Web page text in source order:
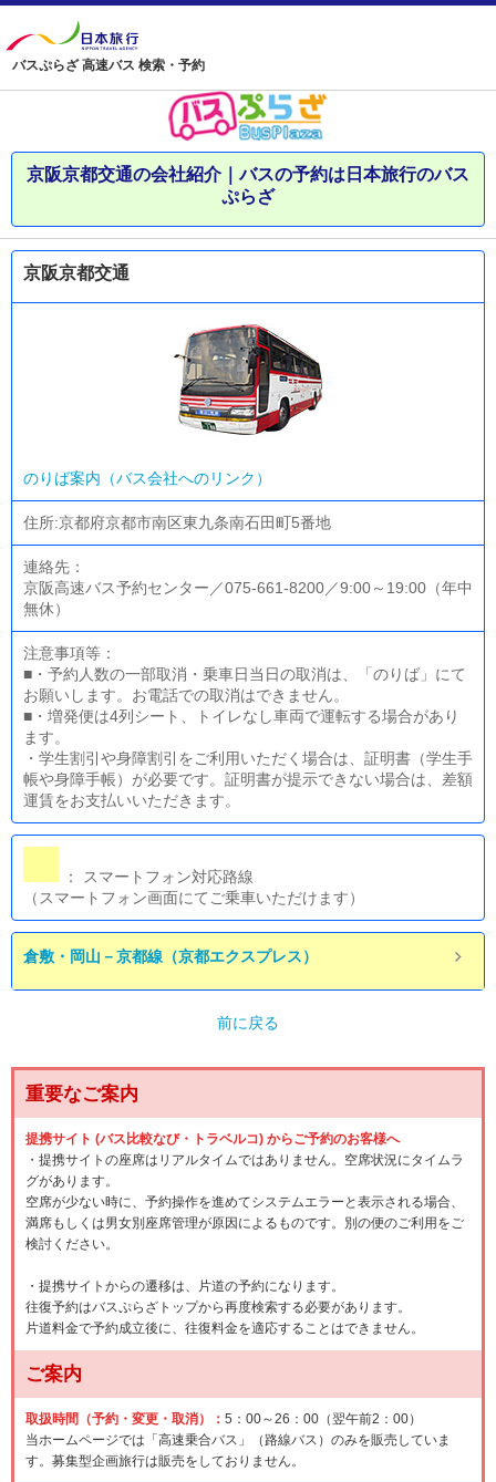
バスぷらざ 高速バス 検索・予約
京阪京都交通の会社紹介｜バスの予約は日本旅行のバス
ぷらざ
京阪京都交通
のりば案内（バス会社へのリンク）
住所:京都府京都市南区東九条南石田町5番地
連絡先：
京阪高速バス予約センター／075-661-8200／9:00～19:00（年中
無休）
注意事項等：
■・予約人数の一部取消・乗車日当日の取消は、「のりば」にて
お願いします。お電話での取消はできません。
■・増発便は4列シート、トイレなし車両で運転する場合があり
ます。
・学生割引や身障割引をご利用いただく場合は、証明書（学生手
帳や身障手帳）が必要です。証明書が提示できない場合は、差額
運賃をお支払いいただきます。
： スマートフォン対応路線
（スマートフォン画面にてご乗車いただけます）
倉敷・岡山－京都線（京都エクスプレス）
前に戻る
重要なご案内
提携サイト (バス比較なび・トラベルコ) からご予約のお客様へ
・提携サイトの座席はリアルタイムではありません。空席状況にタイムラ
グがあります。
空席が少ない時に、予約操作を進めてシステムエラーと表示される場合、
満席もしくは男女別座席管理が原因によるものです。別の便のご利用をご
検討ください。
・提携サイトからの遷移は、片道の予約になります。
往復予約はバスぷらざトップから再度検索する必要があります。
片道料金で予約成立後に、往復料金を適応することはできません。
ご案内
取扱時間（予約・変更・取消）： 5：00～26：00（翌午前2：00）
当ホームページでは「高速乗合バス」（路線バス）のみを販売していま
す。募集型企画旅行は販売をしておりません。